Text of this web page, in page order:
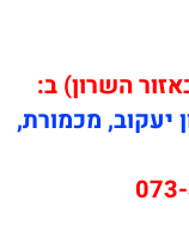
השרון) ב:
יעקוב, מכמורת,